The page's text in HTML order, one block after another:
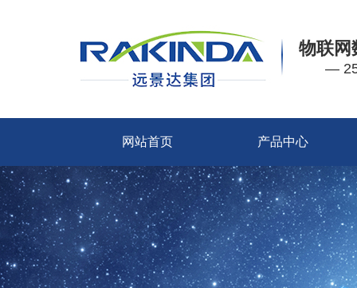
物联网
—
网站首页 产品中心